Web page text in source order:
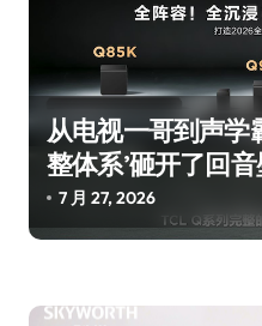
从电视一哥到声学
整体系’砸开了回
7 月 27, 2026